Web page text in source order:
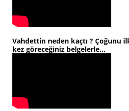
Vahdettin neden kaçtı ? Çoğunu
kez göreceğiniz belgelerle...